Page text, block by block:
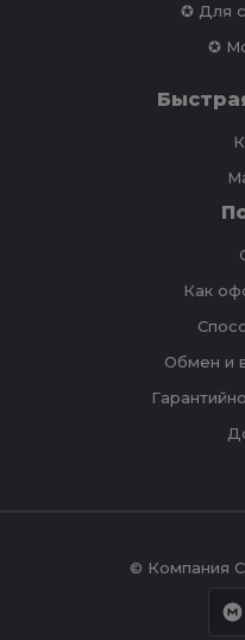
✪ Для
✪
Как
Обмен и
© Компания